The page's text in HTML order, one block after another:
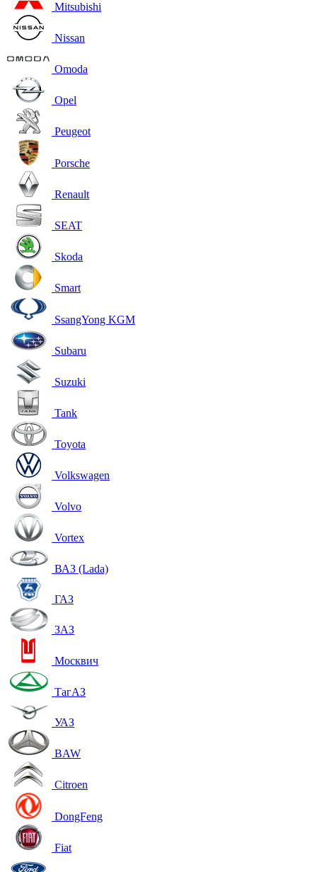
Mitsubishi
Nissan
Omoda
Opel
Peugeot
Porsche
Renault
SEAT
Skoda
Smart
SsangYong KGM
Subaru
Suzuki
Tank
Toyota
Volkswagen
Volvo
Vortex
ВАЗ (Lada)
ГАЗ
ЗАЗ
Москвич
ТагАЗ
УАЗ
BAW
Citroen
DongFeng
Fiat